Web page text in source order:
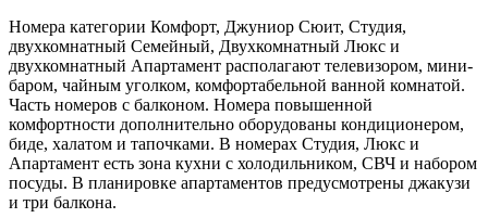
Номера категории Комфорт, Джуниор Сюит, Студия,
двухкомнатный Семейный, Двухкомнатный Люкс и
двухкомнатный Апартамент располагают телевизором, мини-
баром, чайным уголком, комфортабельной ванной комнатой.
Часть номеров с балконом. Номера повышенной
комфортности дополнительно оборудованы кондиционером,
биде, халатом и тапочками. В номерах Студия, Люкс и
Апартамент есть зона кухни с холодильником, СВЧ и набором
посуды. В планировке апартаментов предусмотрены джакузи
и три балкона.